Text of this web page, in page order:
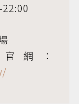
網：